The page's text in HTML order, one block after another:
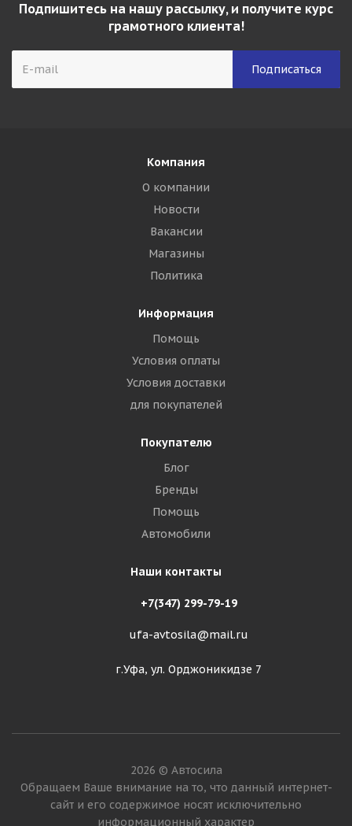
Подпишитесь на нашу рассылку, и получите курс
грамотного клиента!
Компания
О компании
Новости
Вакансии
Магазины
Политика
Информация
Помощь
Условия оплаты
Условия доставки
для покупателей
Покупателю
Блог
Бренды
Помощь
Автомобили
Наши контакты
+7(347) 299-79-19
ufa-avtosila@mail.ru
г.Уфа, ул. Орджоникидзе 7
2026 © Автосила
Обращаем Ваше внимание на то, что данный интернет-
сайт и его содержимое носят исключительно
информационный характер